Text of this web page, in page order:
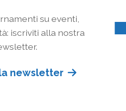
su eventi,
iscriviti alla nostra
newsletter